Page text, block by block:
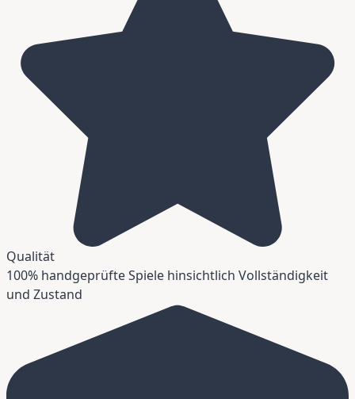
Qualität
100% handgeprüfte Spiele hinsichtlich Vollständigkeit
und Zustand